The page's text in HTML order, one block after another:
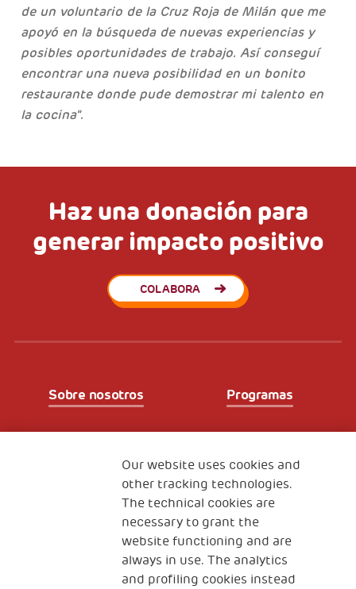
de un voluntario de la Cruz Roja de Milán que me
apoyó en la búsqueda de nuevas experiencias y
posibles oportunidades de trabajo. Así conseguí
encontrar una nueva posibilidad en un bonito
restaurante donde pude demostrar mi talento en
la cocina".
Haz una donación para
generar impacto positivo
COLABORA
Sobre nosotros Programas
Fundación Generali
The Human Safety Net España
CONTACTOS
Our website uses cookies and
other tracking technologies.
The technical cookies are
necessary to grant the
website functioning and are
always in use. The analytics
and profiling cookies instead